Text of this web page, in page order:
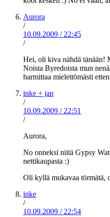
Aurora
/
10.09.2009 / 22:45
/
Hei, oli kiva nähdä tänään!
Noista Byredoista mun
harmittaa mielettömästi
inke + jan
/
10.09.2009 / 22:51
/
Aurora,
No onneksi niitä Gypsy
nettikaupasta :)
Oli kyllä mukavaa törmätä,
inke
/
10.09.2009 / 22:54